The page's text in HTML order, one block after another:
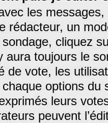
les
rédacteur, un
cliquez
aura toujours le
de vote, les
options du
leurs
peuvent